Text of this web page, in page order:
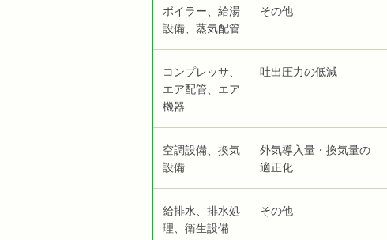
ボイラー、給湯
設備、蒸気配管
その他
コンプレッサ、
エア配管、エア
機器
吐出圧力の低減
空調設備、換気
設備
外気導入量・換気量の
適正化
給排水、排水処
理、衛生設備
その他